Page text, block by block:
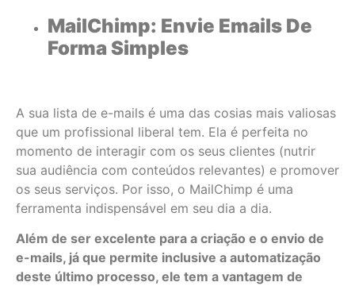
MailChimp: Envie Emails De
Forma Simples
A sua lista de e-mails é uma das cosias mais valiosas
que um profissional liberal tem. Ela é perfeita no
momento de interagir com os seus clientes (nutrir
sua audiência com conteúdos relevantes) e promover
os seus serviços. Por isso, o MailChimp é uma
ferramenta indispensável em seu dia a dia.
Além de ser excelente para a criação e o envio de
e-mails, já que permite inclusive a automatização
deste último processo, ele tem a vantagem de